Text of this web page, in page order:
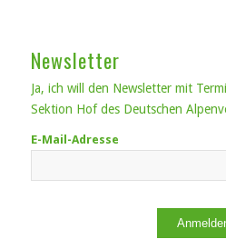
Newsletter
Ja, ich will den Newsletter mit
Sektion Hof des Deutschen
E-Mail-Adresse